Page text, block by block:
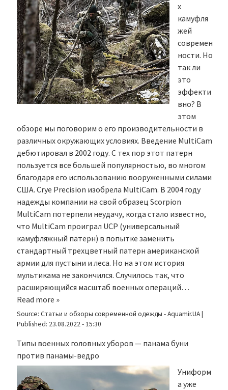
х
камуфля
жей
современ
ности. Но
так ли
это
эффекти
вно? В
этом
обзоре мы поговорим о его производительности в
различных окружающих условиях. Введение MultiCam
дебютировал в 2002 году. С тех пор этот патерн
пользуется все большей популярностью, во многом
благодаря его использованию вооруженными силами
США. Crye Precision изобрела MultiCam. В 2004 году
надежды компании на свой образец Scorpion
MultiCam потерпели неудачу, когда стало известно,
что MultiCam проиграл UCP (универсальный
камуфляжный патерн) в попытке заменить
стандартный трехцветный патерн американской
армии для пустыни и леса. Но на этом история
мультикама не закончился. Случилось так, что
расширяющийся масштаб военных операций…
Read more »
Source: Статьи и обзоры современной одежды - Aquamir.UA|
Published: 23.08.2022 - 15:30
Типы военных головных уборов — панама буни
против панамы-ведро
Униформ
а уже